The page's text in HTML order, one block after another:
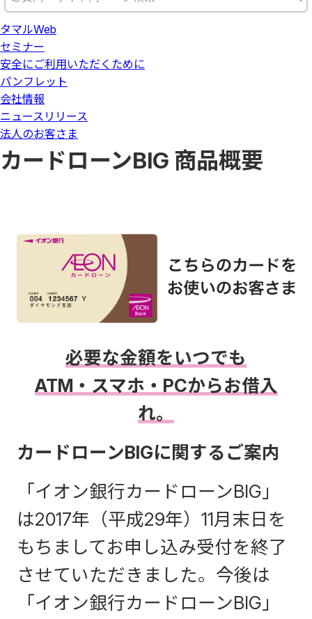
タマルWeb
セミナー
安全にご利用いただくために
パンフレット
会社情報
ニュースリリース
法人のお客さま
カードローンBIG 商品概要
必要な金額をいつでも
ATM・スマホ・PCからお借入
れ。
カードローンBIGに関するご案内
「イオン銀行カードローンBIG」
は2017年（平成29年）11月末日を
もちましてお申し込み受付を終了
させていただきました。今後は
「イオン銀行カードローンBIG」